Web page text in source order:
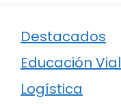
Destacados
Educación Vial
Logística